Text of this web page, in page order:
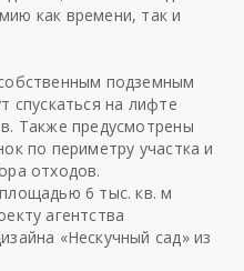
как времени, так и
подземным
спускаться на лифте
Также предусмотрены
по периметру участка и
отходов.
6 тыс. кв. м
агентства
«Нескучный сад» из